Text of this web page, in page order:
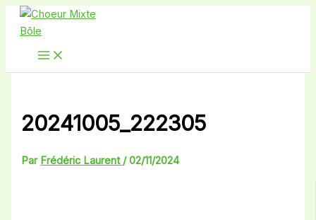
Aller
20241005_222305
Par Frédéric Laurent /02/11/2024